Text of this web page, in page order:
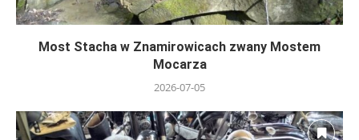
Most Stacha w Znamirowicach zwany Mostem
Mocarza
2026-07-05